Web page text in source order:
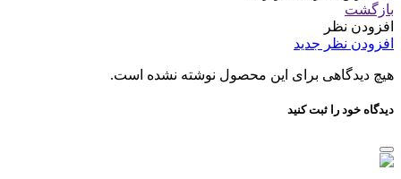
بازگشت
افزودن نظر
افزودن نظر جدید
هیچ دیدگاهی برای این محصول نوشته نشده است.
دیدگاه خود را ثبت کنید